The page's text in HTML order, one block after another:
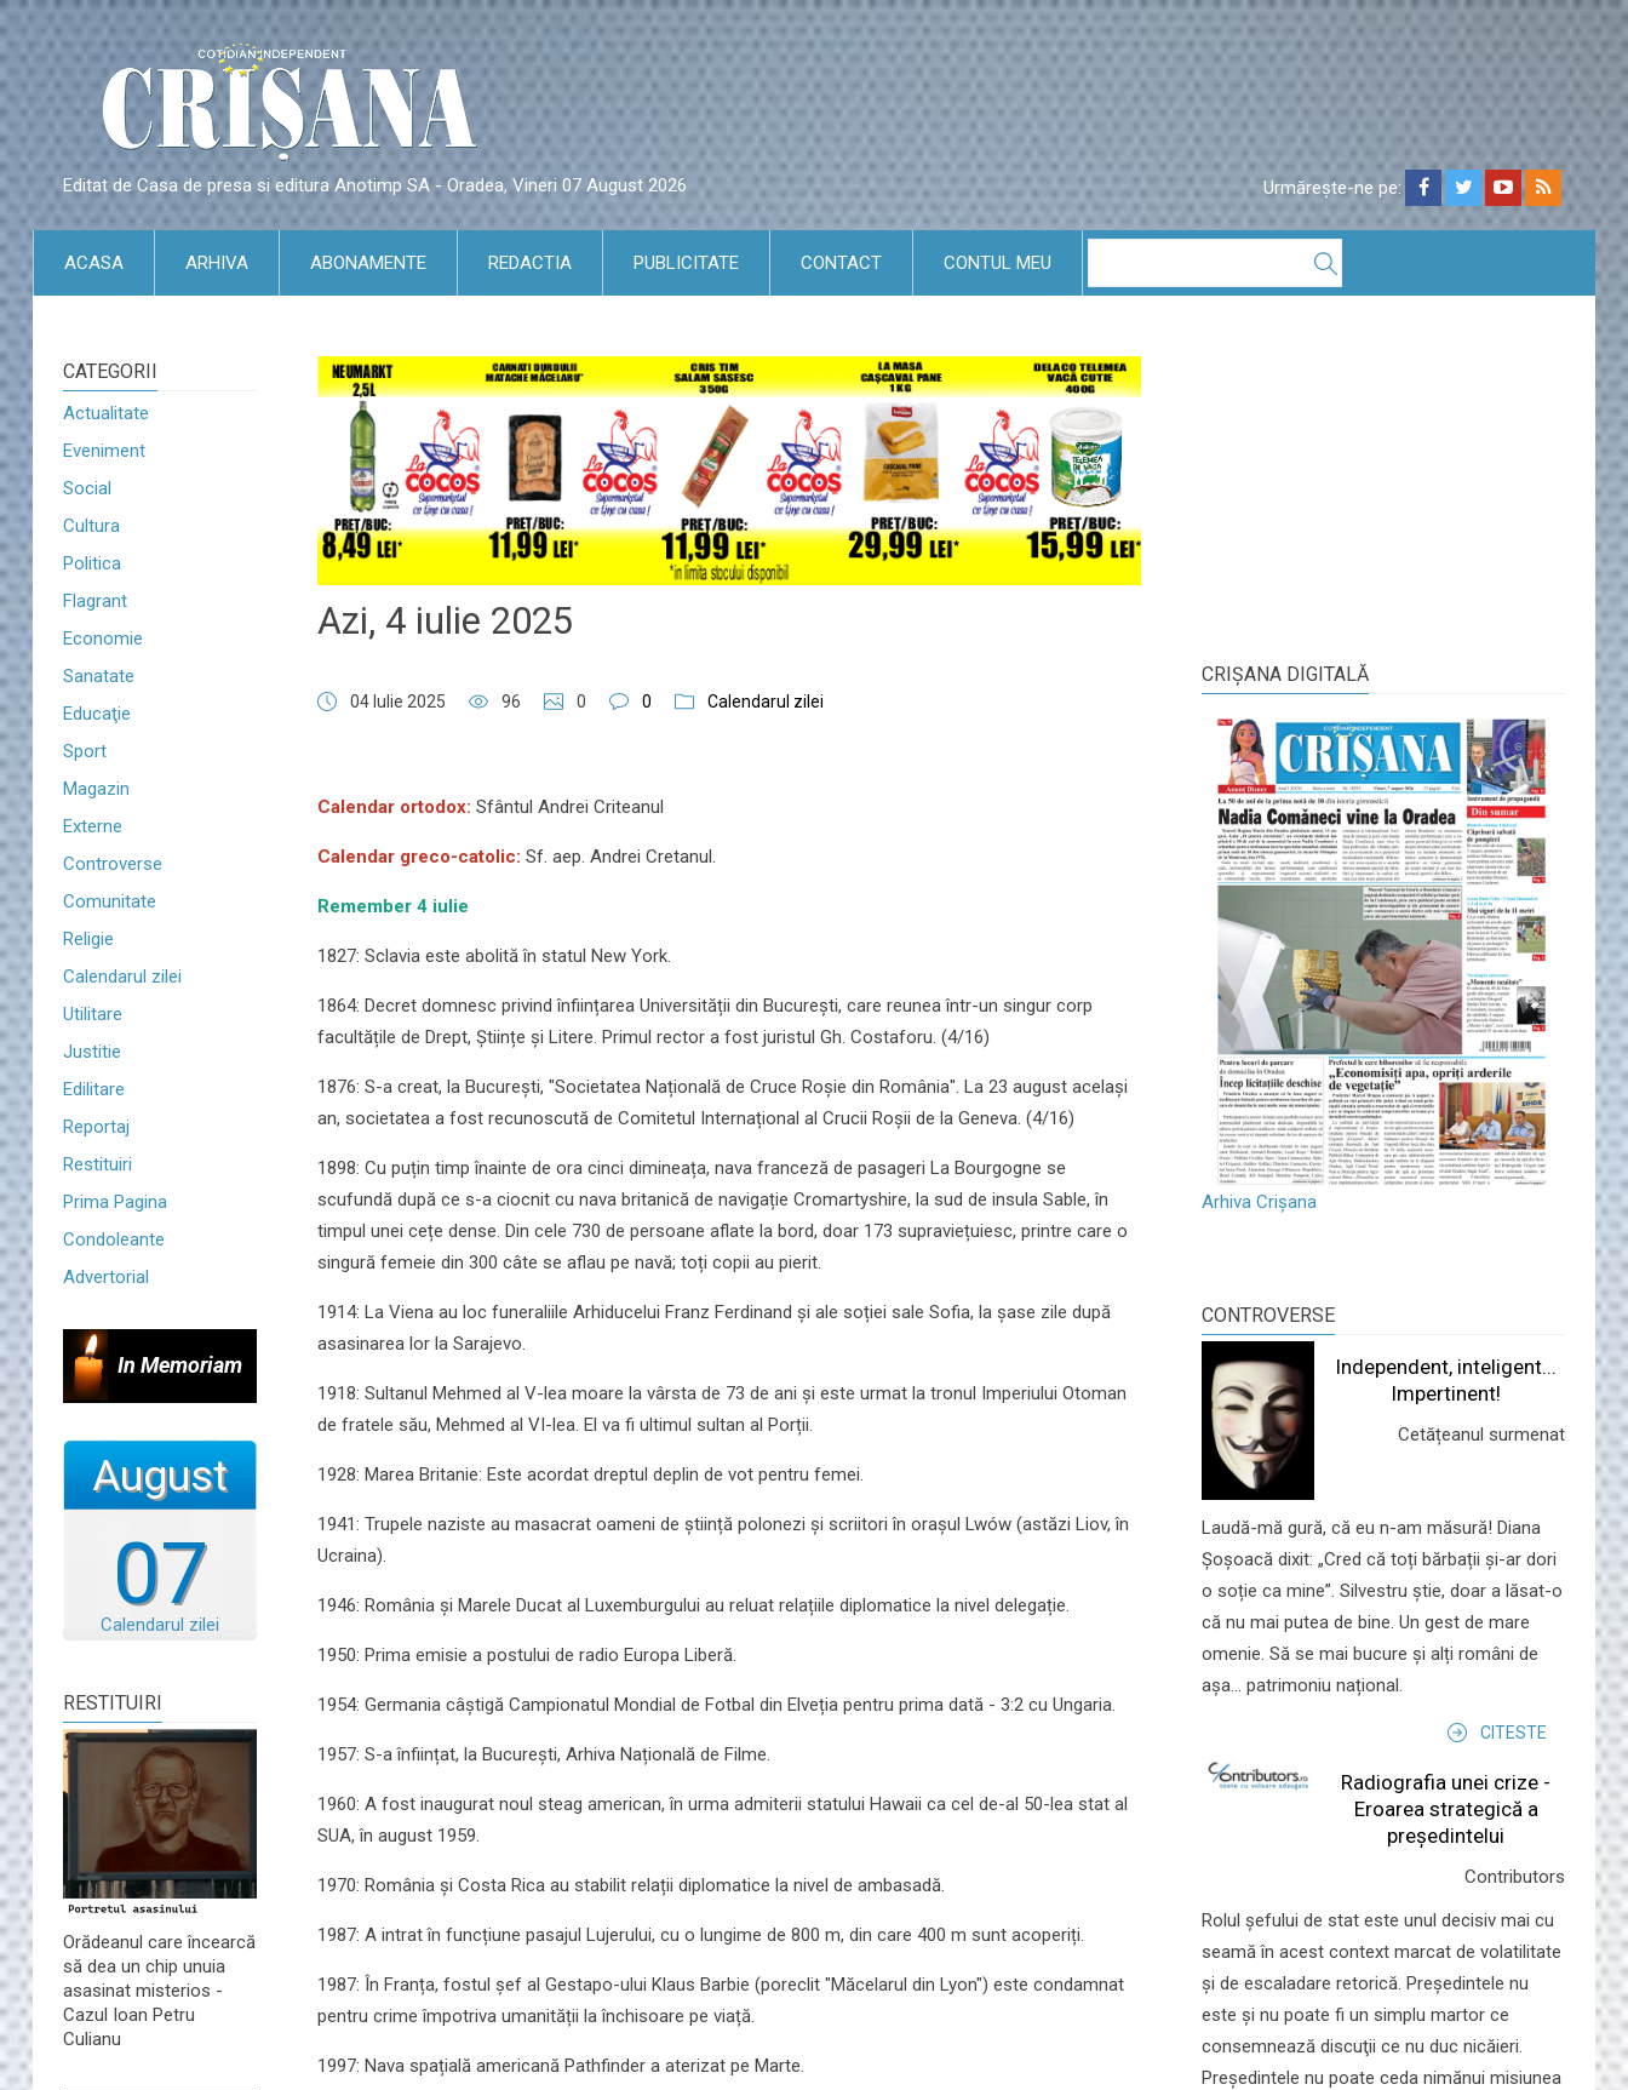
Editat de Casa de presa si editura Anotimp SA - Oradea, Vineri 07 August 2026 Urmărește-ne pe:
ACASA ARHIVA ABONAMENTE REDACTIA PUBLICITATE CONTACT CONTUL MEU
CATEGORII
Actualitate
Eveniment
Social
Cultura
Politica
Flagrant
Economie
Sanatate
Educaţie
Sport
Magazin
Externe
Controverse
Comunitate
Religie
Calendarul zilei
Utilitare
Justitie
Edilitare
Reportaj
Restituiri
Prima Pagina
Condoleante
Advertorial
In Memoriam
07
August
Calendarul zilei
RESTITUIRI
Orădeanul care încearcă
să dea un chip unuia
asasinat misterios -
Cazul Ioan Petru
Culianu
Azi, 4 iulie 2025
04 Iulie 2025 96 0 0 Calendarul zilei
Calendar ortodox: Sfântul Andrei Criteanul
Calendar greco-catolic: Sf. aep. Andrei Cretanul.
Remember 4 iulie
1827: Sclavia este abolită în statul New York.
1864: Decret domnesc privind înființarea Universității din București, care reunea într-un singur corp
facultățile de Drept, Științe și Litere. Primul rector a fost juristul Gh. Costaforu. (4/16)
1876: S-a creat, la București, "Societatea Națională de Cruce Roșie din România". La 23 august același
an, societatea a fost recunoscută de Comitetul Internațional al Crucii Roșii de la Geneva. (4/16)
1898: Cu puțin timp înainte de ora cinci dimineața, nava franceză de pasageri La Bourgogne se
scufundă după ce s-a ciocnit cu nava britanică de navigație Cromartyshire, la sud de insula Sable, în
timpul unei cețe dense. Din cele 730 de persoane aflate la bord, doar 173 supraviețuiesc, printre care o
singură femeie din 300 câte se aflau pe navă; toți copii au pierit.
1914: La Viena au loc funeraliile Arhiducelui Franz Ferdinand și ale soției sale Sofia, la șase zile după
asasinarea lor la Sarajevo.
1918: Sultanul Mehmed al V-lea moare la vârsta de 73 de ani și este urmat la tronul Imperiului Otoman
de fratele său, Mehmed al VI-lea. El va fi ultimul sultan al Porții.
1928: Marea Britanie: Este acordat dreptul deplin de vot pentru femei.
1941: Trupele naziste au masacrat oameni de știință polonezi și scriitori în orașul Lwów (astăzi Liov, în
Ucraina).
1946: România și Marele Ducat al Luxemburgului au reluat relațiile diplomatice la nivel delegație.
1950: Prima emisie a postului de radio Europa Liberă.
1954: Germania câștigă Campionatul Mondial de Fotbal din Elveția pentru prima dată - 3:2 cu Ungaria.
1957: S-a înființat, la București, Arhiva Națională de Filme.
1960: A fost inaugurat noul steag american, în urma admiterii statului Hawaii ca cel de-al 50-lea stat al
SUA, în august 1959.
1970: România și Costa Rica au stabilit relații diplomatice la nivel de ambasadă.
1987: A intrat în funcțiune pasajul Lujerului, cu o lungime de 800 m, din care 400 m sunt acoperiți.
1987: În Franța, fostul șef al Gestapo-ului Klaus Barbie (poreclit "Măcelarul din Lyon") este condamnat
pentru crime împotriva umanității la închisoare pe viață.
1997: Nava spațială americană Pathfinder a aterizat pe Marte.
CRIŞANA DIGITALĂ
Arhiva Crișana
CONTROVERSE
Independent, inteligent...
Impertinent!
Cetățeanul surmenat
Laudă-mă gură, că eu n-am măsură! Diana
Șoșoacă dixit: „Cred că toți bărbații și-ar dori
o soție ca mine”. Silvestru știe, doar a lăsat-o
că nu mai putea de bine. Un gest de mare
omenie. Să se mai bucure și alți români de
așa... patrimoniu național.
CITESTE
Radiografia unei crize -
Eroarea strategică a
președintelui
Contributors
Rolul şefului de stat este unul decisiv mai cu
seamă în acest context marcat de volatilitate
şi de escaladare retorică. Preşedintele nu
este şi nu poate fi un simplu martor ce
consemnează discuţii ce nu duc nicăieri.
Preşedintele nu poate ceda nimănui misiunea